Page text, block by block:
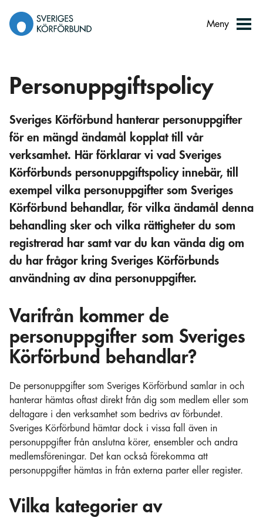
innehåll
Meny
Personuppgiftspolicy
Sveriges Körförbund hanterar personuppgifter
för en mängd ändamål kopplat till vår
verksamhet. Här förklarar vi vad Sveriges
Körförbunds personuppgiftspolicy innebär, till
exempel vilka personuppgifter som Sveriges
Körförbund behandlar, för vilka ändamål denna
behandling sker och vilka rättigheter du som
registrerad har samt var du kan vända dig om
du har frågor kring Sveriges Körförbunds
användning av dina personuppgifter.
Varifrån kommer de
personuppgifter som Sveriges
Körförbund behandlar?
De personuppgifter som Sveriges Körförbund samlar in och
hanterar hämtas oftast direkt från dig som medlem eller som
deltagare i den verksamhet som bedrivs av förbundet.
Sveriges Körförbund hämtar dock i vissa fall även in
personuppgifter från anslutna körer, ensembler och andra
medlemsföreningar. Det kan också förekomma att
personuppgifter hämtas in från externa parter eller register.
Vilka kategorier av